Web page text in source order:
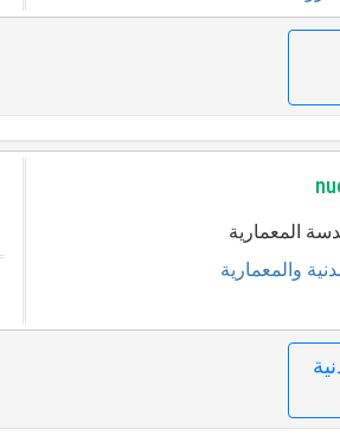
المعمارية
والمعمارية